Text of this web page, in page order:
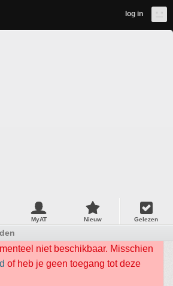
log in
MyAT Nieuw Gelezen
niet beschikbaar. Misschien
of heb je geen toegang tot deze